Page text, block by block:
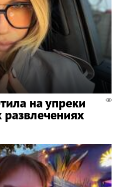
на упреки